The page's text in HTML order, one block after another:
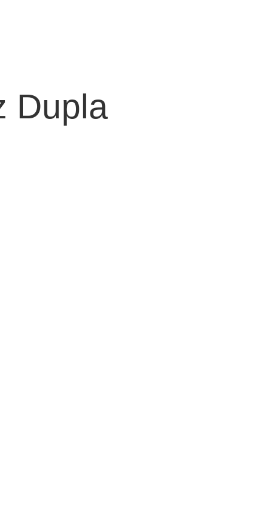
Dupla